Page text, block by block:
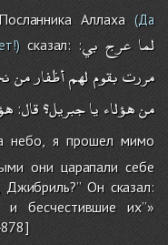
Аллаха(Да
сказал: : لما عرج بي
مررتبقوملهمأظفارمن
منهؤلاءياجبريل؟قال:
небо, я прошел мимо
они царапали себе
Он сказал:
бесчестившие их’’»